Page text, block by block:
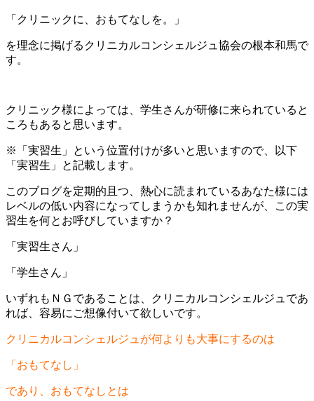
「クリニックに、おもてなしを。」
を理念に掲げるクリニカルコンシェルジュ協会の根本和馬で
す。
クリニック様によっては、学生さんが研修に来られていると
ころもあると思います。
※「実習生」という位置付けが多いと思いますので、以下
「実習生」と記載します。
このブログを定期的且つ、熱心に読まれているあなた様には
レベルの低い内容になってしまうかも知れませんが、この実
習生を何とお呼びしていますか？
「実習生さん」
「学生さん」
いずれもＮＧであることは、クリニカルコンシェルジュであ
れば、容易にご想像付いて欲しいです。
クリニカルコンシェルジュが何よりも大事にするのは
「おもてなし」
であり、おもてなしとは